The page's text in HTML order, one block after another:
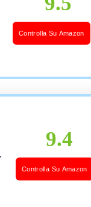
Controlla Su Amazon
9.4
Controlla Su Amazon